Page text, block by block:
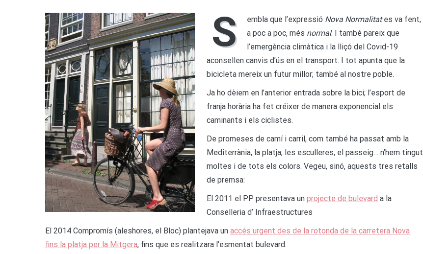
S embla que l’expressió Nova Normalitates va fent,
a poc a poc, més normal. I també pareix que
l’emergència climàtica i la lliçó del Covid-19
aconsellen canvis d’ús en el transport. I tot apunta que la
bicicleta mereix un futur millor; també al nostre poble.
Ja ho dèiem en l’anterior entrada sobre la bici; l’esport de
franja horària ha fet créixer de manera exponencial els
caminants i els ciclistes.
De promeses de camí i carril, com també ha passat amb la
Mediterrània, la platja, les esculleres, el passeig… n’hem tingut
moltes i de tots els colors. Vegeu, sinó, aquests tres retalls
de premsa:
El 2011 el PP presentava un projecte de bulevard a la
Conselleria d’ Infraestructures
El 2014 Compromís (aleshores, el Bloc) plantejava un accés urgent des de la rotonda de la carretera Nova
fins la platja per la Mitgera, fins que es realitzara l’esmentat bulevard.